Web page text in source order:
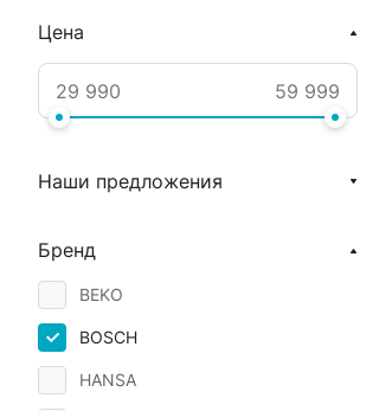
Цена
Наши предложения
Бренд
BEKO
BOSCH
HANSA